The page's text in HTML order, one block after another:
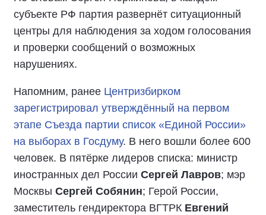
субъекте РФ партия развернёт ситуационный
центры для наблюдения за ходом голосования
и проверки сообщений о возможных
нарушениях.
Напомним, ранее Центризбирком
зарегистрировал утверждённый на первом
этапе Съезда партии список «Единой России»
на выборах в Госдуму. В него вошли более 600
человек. В пятёрке лидеров списка: министр
иностранных дел России Сергей Лавров; мэр
Москвы Сергей Собянин; Герой России,
заместитель гендиректора ВГТРК Евгений